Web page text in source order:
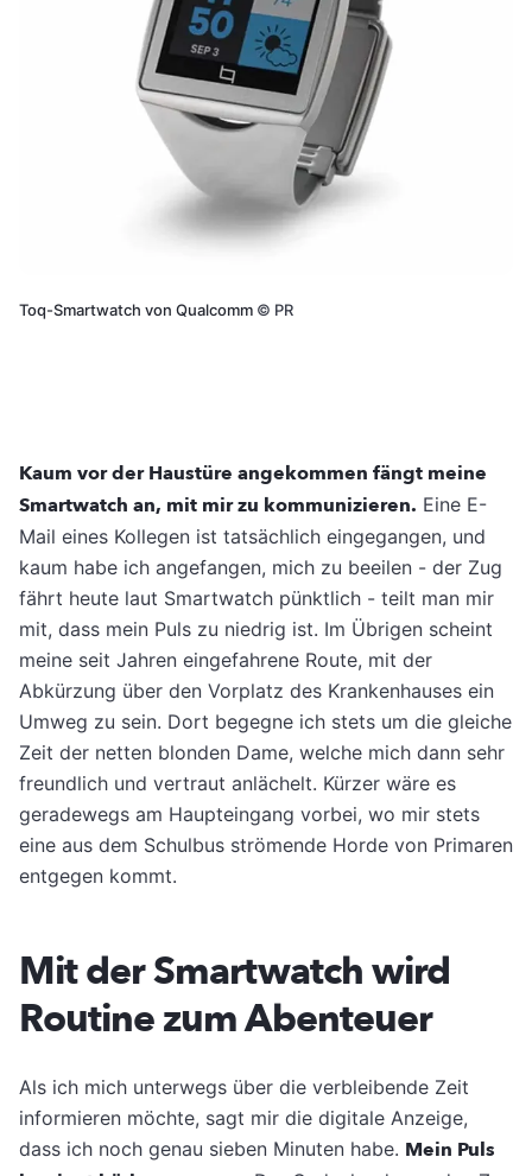
Toq-Smartwatch von Qualcomm © PR
Kaum vor der Haustüre angekommen fängt meine
Smartwatch an, mit mir zu kommunizieren. Eine E-
Mail eines Kollegen ist tatsächlich eingegangen, und
kaum habe ich angefangen, mich zu beeilen - der Zug
fährt heute laut Smartwatch pünktlich - teilt man mir
mit, dass mein Puls zu niedrig ist. Im Übrigen scheint
meine seit Jahren eingefahrene Route, mit der
Abkürzung über den Vorplatz des Krankenhauses ein
Umweg zu sein. Dort begegne ich stets um die gleiche
Zeit der netten blonden Dame, welche mich dann sehr
freundlich und vertraut anlächelt. Kürzer wäre es
geradewegs am Haupteingang vorbei, wo mir stets
eine aus dem Schulbus strömende Horde von Primaren
entgegen kommt.
Mit der Smartwatch wird
Routine zum Abenteuer
Als ich mich unterwegs über die verbleibende Zeit
informieren möchte, sagt mir die digitale Anzeige,
dass ich noch genau sieben Minuten habe. Mein Puls